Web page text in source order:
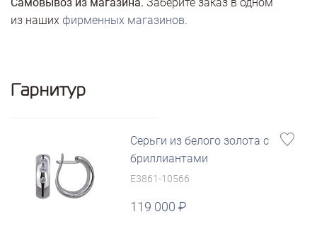
из наших фирменных магазинов.
Гарнитур
Серьги из белого золота с
бриллиантами
E3861-10566
119 000